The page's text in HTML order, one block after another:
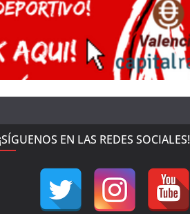
EN LAS REDES SOCIALES!